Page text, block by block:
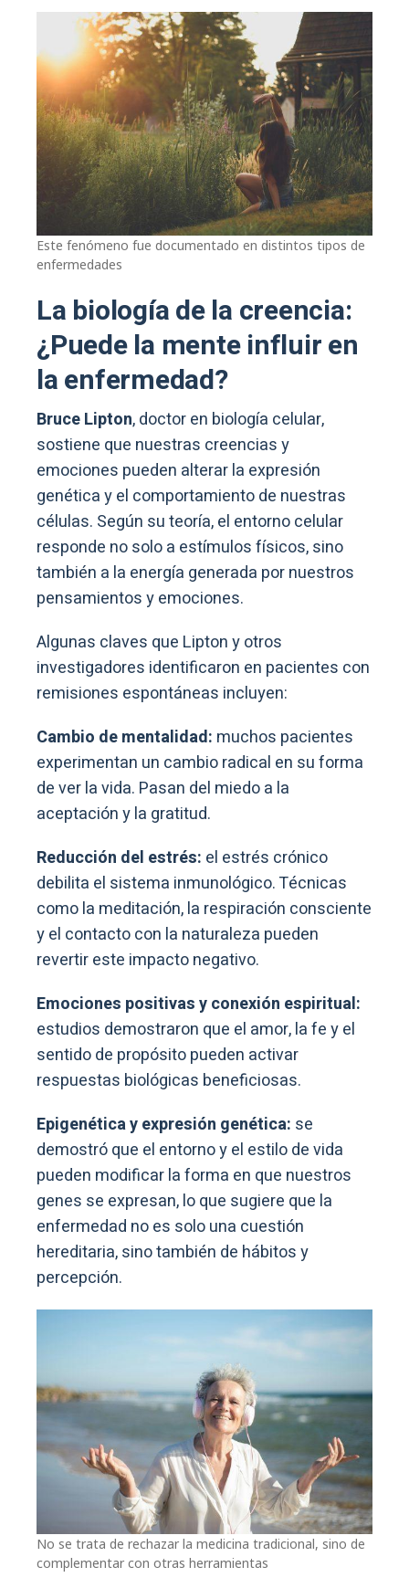
Este fenómeno fue documentado en distintos tipos de
enfermedades
La biología de la creencia:
¿Puede la mente influir en
la enfermedad?
Bruce Lipton, doctor en biología celular,
sostiene que nuestras creencias y
emociones pueden alterar la expresión
genética y el comportamiento de nuestras
células. Según su teoría, el entorno celular
responde no solo a estímulos físicos, sino
también a la energía generada por nuestros
pensamientos y emociones.
Algunas claves que Lipton y otros
investigadores identificaron en pacientes con
remisiones espontáneas incluyen:
Cambio de mentalidad: muchos pacientes
experimentan un cambio radical en su forma
de ver la vida. Pasan del miedo a la
aceptación y la gratitud.
Reducción del estrés: el estrés crónico
debilita el sistema inmunológico. Técnicas
como la meditación, la respiración consciente
y el contacto con la naturaleza pueden
revertir este impacto negativo.
Emociones positivas y conexión espiritual:
estudios demostraron que el amor, la fe y el
sentido de propósito pueden activar
respuestas biológicas beneficiosas.
Epigenética y expresión genética: se
demostró que el entorno y el estilo de vida
pueden modificar la forma en que nuestros
genes se expresan, lo que sugiere que la
enfermedad no es solo una cuestión
hereditaria, sino también de hábitos y
percepción.
No se trata de rechazar la medicina tradicional, sino de
complementar con otras herramientas